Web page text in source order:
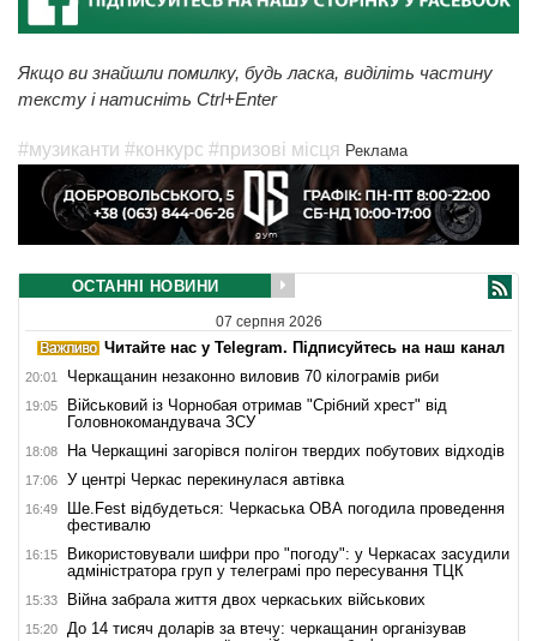
Якщо ви знайшли помилку, будь ласка, виділіть частину
тексту і натисніть Ctrl+Enter
#музиканти #конкурс #призові місця Реклама
ОСТАННІ НОВИНИ
07 серпня 2026
Читайте нас у Telegram. Підписуйтесь на наш канал
20:01 Черкащанин незаконно виловив 70 кілограмів риби
19:05
Військовий із Чорнобая отримав "Срібний хрест" від
Головнокомандувача ЗСУ
18:08 На Черкащині загорівся полігон твердих побутових відходів
17:06 У центрі Черкас перекинулася автівка
16:49
Ше.Fest відбудеться: Черкаська ОВА погодила проведення
фестивалю
16:15
Використовували шифри про "погоду": у Черкасах засудили
адміністратора груп у телеграмі про пересування ТЦК
15:33 Війна забрала життя двох черкаських військових
15:20
До 14 тисяч доларів за втечу: черкащанин організував